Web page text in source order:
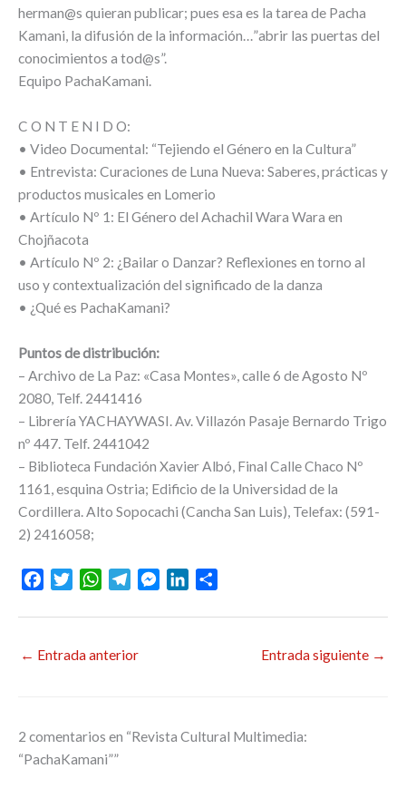
herman@s quieran publicar; pues esa es la tarea de Pacha
Kamani, la difusión de la información…”abrir las puertas del
conocimientos a tod@s”.
Equipo PachaKamani.
C O N T E N I D O:
• Video Documental: “Tejiendo el Género en la Cultura”
• Entrevista: Curaciones de Luna Nueva: Saberes, prácticas y
productos musicales en Lomerio
• Artículo Nº 1: El Género del Achachil Wara Wara en
Chojñacota
• Artículo Nº 2: ¿Bailar o Danzar? Reflexiones en torno al
uso y contextualización del significado de la danza
• ¿Qué es PachaKamani?
Puntos de distribución:
– Archivo de La Paz: «Casa Montes», calle 6 de Agosto Nº
2080, Telf. 2441416
– Librería YACHAYWASI. Av. Villazón Pasaje Bernardo Trigo
nº 447. Telf. 2441042
– Biblioteca Fundación Xavier Albó, Final Calle Chaco Nº
1161, esquina Ostria; Edificio de la Universidad de la
Cordillera. Alto Sopocachi (Cancha San Luis), Telefax: (591-
2) 2416058;
c
b
k
i
t
W
a
s
p
l
g
m
M
s
e
n
n
m
i
← Entrada anterior Entrada siguiente →
2 comentarios en “Revista Cultural Multimedia:
“PachaKamani””